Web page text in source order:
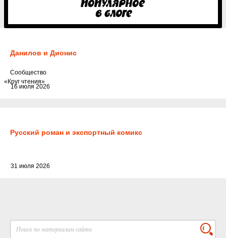
Данилов и Дионис
16 июля 2026
Cообщество
«Круг чтения»
Русский роман и экспортный комикс
31 июля 2026